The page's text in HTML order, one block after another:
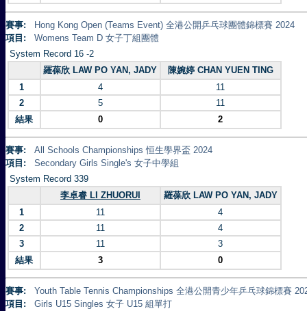
賽事:
Hong Kong Open (Teams Event) 全港公開乒乓球團體錦標賽 2024
項目:
Womens Team D 女子丁組團體
System Record 16 -2
羅葆欣 LAW PO YAN, JADY
陳婉婷 CHAN YUEN TING
1
4
11
2
5
11
結果
0 2
賽事:
All Schools Championships 恒生學界盃 2024
項目:
Secondary Girls Single's 女子中學組
System Record 339
李卓睿 LI ZHUORUI
羅葆欣 LAW PO YAN, JADY
1
11
4
2
11
4
3
11
3
結果
3 0
賽事:
Youth Table Tennis Championships 全港公開青少年乒乓球錦標賽
項目:
Girls U15 Singles 女子 U15 組單打